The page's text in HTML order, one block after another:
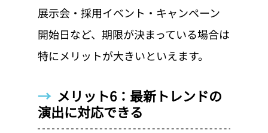
展示会・採用イベント・キャンペーン
開始日など、期限が決まっている場合は
特にメリットが大きいといえます。
→ メリット6：最新トレンドの
演出に対応できる